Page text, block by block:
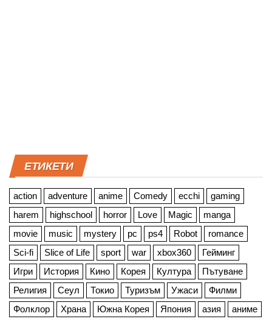
ЕТИКЕТИ
action adventure anime Comedy ecchi
gaming
harem
highschool horror Love Magic
manga
movie
music mystery pc ps4 Robot
romance
Sci-fi
Slice of Life sport war xbox360
Гейминг
Игри
История Кино Корея Култура
Пътуване
Религия
Сеул Токио Туризъм Ужаси
Филми
Фолклор
Храна Южна Корея Япония азия аниме